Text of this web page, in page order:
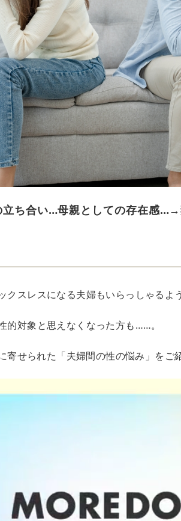
立ち合い…母親としての存在感
クスレスになる夫婦もいらっしゃるよ
的対象と思えなくなった方も……。
寄せられた「夫婦間の性の悩み」をご